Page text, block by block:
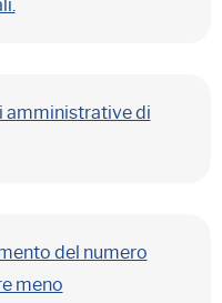
amministrative di
del numero
meno